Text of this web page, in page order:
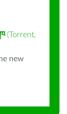
(Torrent,
new